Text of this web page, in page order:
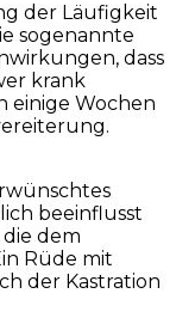
der Läufigkeit
sogenannte
dass
krank
einige Wochen
beeinflusst
dem
Rüde mit
der Kastration